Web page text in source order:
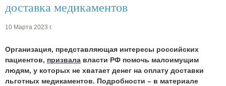
доставка медикаментов
10 Марта 2023 г.
Организация, представляющая интересы российских
пациентов, призвала власти РФ помочь малоимущим
людям, у которых не хватает денег на оплату доставки
льготных медикаментов. Подробности – в материале